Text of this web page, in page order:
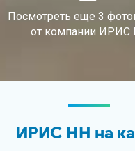
Посмотреть еще 3
от компании ИРИС
ИРИС НН на